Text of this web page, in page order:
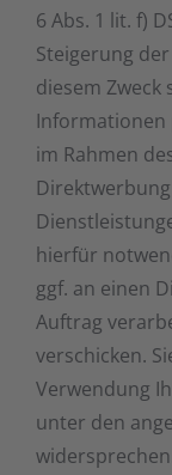
6 Abs. 1 lit. f)
Steigerung
diesem Zweck
Informationen
im Rahmen
hierfür
ggf. an einen
Auftrag
verschicken.
Verwendung
unter den